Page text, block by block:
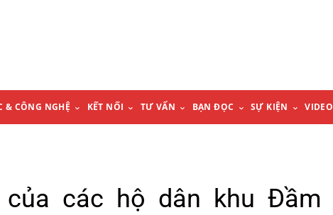
& CÔNG NGHỆ KẾT NỐI TƯ VẤN BẠN ĐỌC SỰ KIỆN VIDEO
các hộ dân khu Đầm